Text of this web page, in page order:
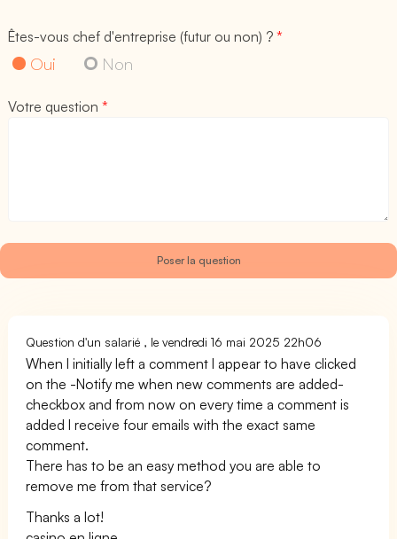
Êtes-vous chef d'entreprise (futur ou non) ?*
Oui Non
Votre question*
Question d'un salarié , le vendredi 16 mai 2025 22h06
When I initially left a comment I appear to have clicked
on the -Notify me when new comments are added-
checkbox and from now on every time a comment is
added I receive four emails with the exact same
comment.
There has to be an easy method you are able to
remove me from that service?
Thanks a lot!